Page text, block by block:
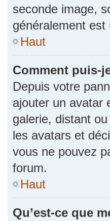
seconde image,
généralement
Haut
Comment puis-
Depuis votre
ajouter un avatar
galerie, distant
les avatars et
vous ne pouvez
forum.
Haut
Qu’est-ce que